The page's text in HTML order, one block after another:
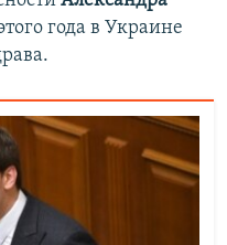
года в Украине